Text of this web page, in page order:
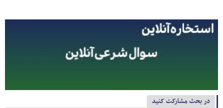
در بحث مشارکت کنید